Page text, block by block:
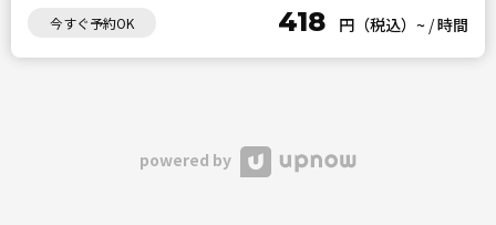
今すぐ予約OK 418 円（税込）~ /時間
powered by